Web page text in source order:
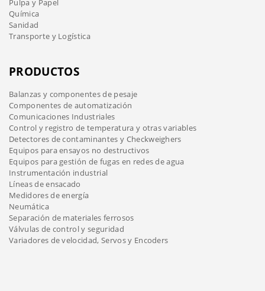
Pulpa y Papel
Química
Sanidad
Transporte y Logística
PRODUCTOS
Balanzas y componentes de pesaje
Componentes de automatización
Comunicaciones Industriales
Control y registro de temperatura y otras variables
Detectores de contaminantes y Checkweighers
Equipos para ensayos no destructivos
Equipos para gestión de fugas en redes de agua
Instrumentación industrial
Líneas de ensacado
Medidores de energía
Neumática
Separación de materiales ferrosos
Válvulas de control y seguridad
Variadores de velocidad, Servos y Encoders